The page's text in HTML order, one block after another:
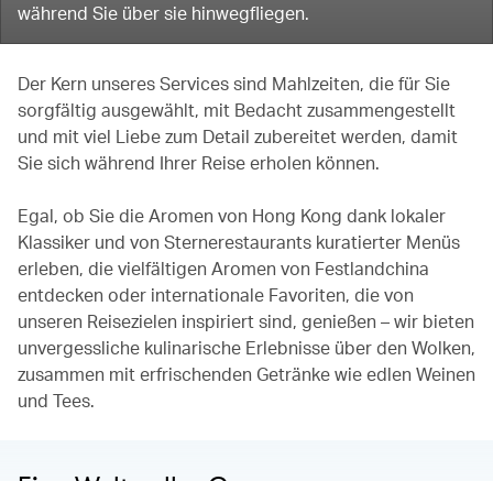
während Sie über sie hinwegfliegen.
Der Kern unseres Services sind Mahlzeiten, die für Sie
sorgfältig ausgewählt, mit Bedacht zusammengestellt
und mit viel Liebe zum Detail zubereitet werden, damit
Sie sich während Ihrer Reise erholen können.
Egal, ob Sie die Aromen von Hong Kong dank lokaler
Klassiker und von Sternerestaurants kuratierter Menüs
erleben, die vielfältigen Aromen von Festlandchina
entdecken oder internationale Favoriten, die von
unseren Reisezielen inspiriert sind, genießen – wir bieten
unvergessliche kulinarische Erlebnisse über den Wolken,
zusammen mit erfrischenden Getränke wie edlen Weinen
und Tees.